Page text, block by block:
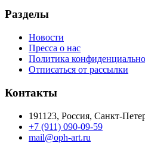
Разделы
Новости
Пресса о нас
Политика
Отписаться от рассылки
Контакты
191123, Россия, Санкт-
+7 (911) 090-09-59
mail@oph-art.ru